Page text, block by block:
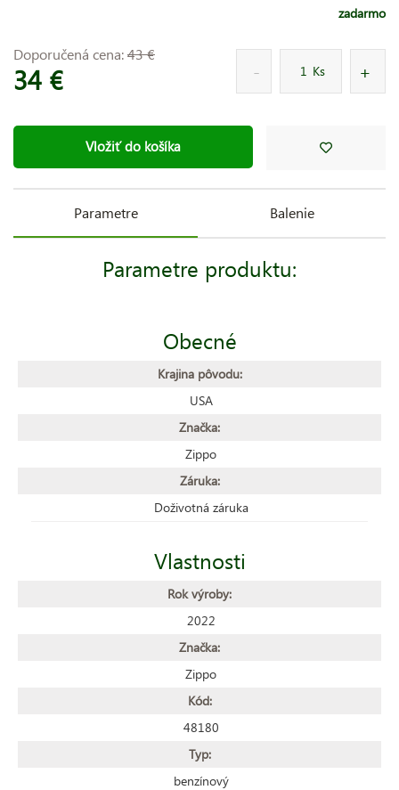
zadarmo
Doporučená cena:43 €
34 € Ks
Vložiť do košíka
Parametre Balenie
Parametre produktu:
Obecné
Krajina pôvodu:
USA
Značka:
Zippo
Záruka:
Doživotná záruka
Vlastnosti
Rok výroby:
2022
Značka:
Zippo
Kód:
48180
Typ:
benzínový